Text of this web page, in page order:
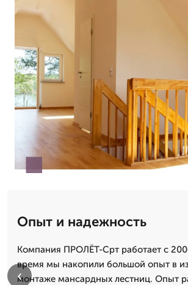
Опыт и надежность
Компания ПРОЛЁТ-Срт работает с
время мы накопили большой опыт в
монтаже мансардных лестниц. Опыт
‹